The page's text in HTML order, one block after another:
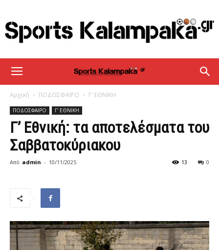
sportskalampaka
Αρχική ΠΟΔΟΣΦΑΙΡΟ Γ' ΕΘΝΙΚΗ
ΠΟΔΟΣΦΑΙΡΟ Γ' ΕΘΝΙΚΗ
Γ’ Εθνική: τα αποτελέσματα του
Σαββατοκύριακου
Από admin - 10/11/2025 0
13